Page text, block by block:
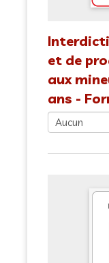
et de
aux
ans -